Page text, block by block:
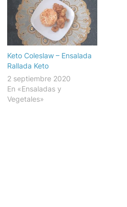
Keto Coleslaw – Ensalada
Rallada Keto
2 septiembre 2020
En «Ensaladas y
Vegetales»